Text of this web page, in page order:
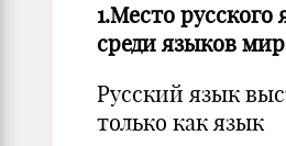
1.Место русского
среди языков
Русский язык
только как язык